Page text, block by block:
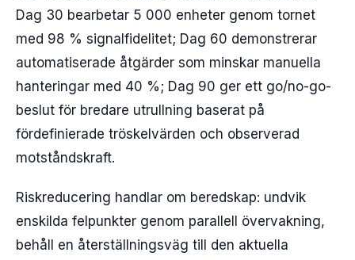
Dag 30 bearbetar 5 000 enheter genom tornet
med 98 % signalfidelitet; Dag 60 demonstrerar
automatiserade åtgärder som minskar manuella
hanteringar med 40 %; Dag 90 ger ett go/no-go-
beslut för bredare utrullning baserat på
fördefinierade tröskelvärden och observerad
motståndskraft.
Riskreducering handlar om beredskap: undvik
enskilda felpunkter genom parallell övervakning,
behåll en återställningsväg till den aktuella